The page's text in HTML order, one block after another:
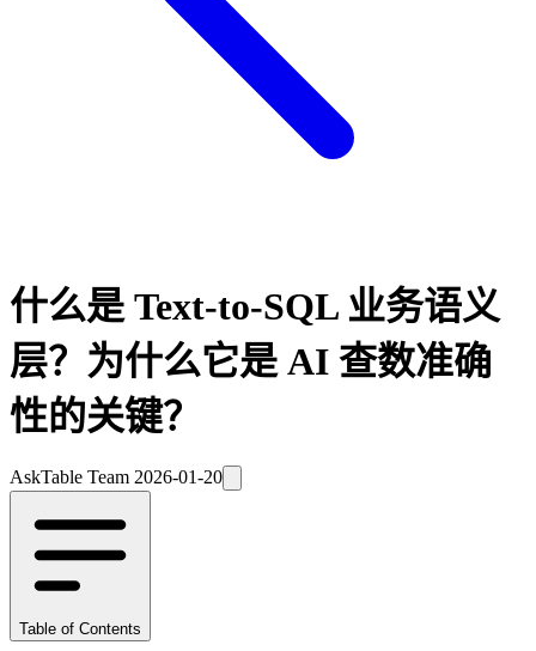
什么是 Text-to-SQL 业务语义
层？为什么它是 AI 查数准确
性的关键？
AskTable Team 2026-01-20
Table of Contents